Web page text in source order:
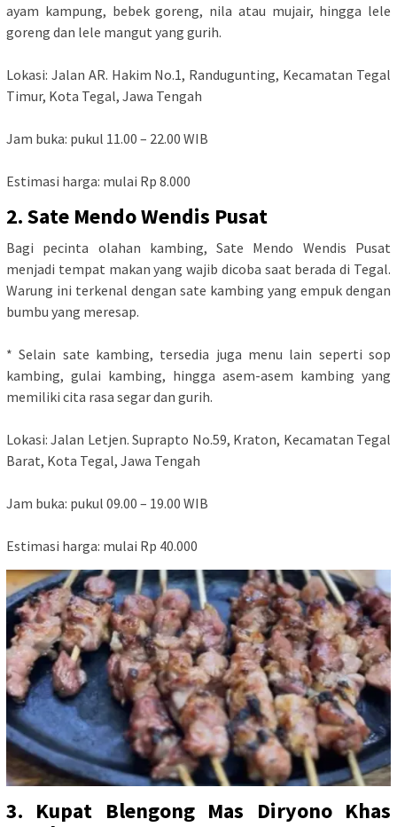
ayam kampung, bebek goreng, nila atau mujair, hingga lele
goreng dan lele mangut yang gurih.
Lokasi: Jalan AR. Hakim No.1, Randugunting, Kecamatan Tegal
Timur, Kota Tegal, Jawa Tengah
Jam buka: pukul 11.00 – 22.00 WIB
Estimasi harga: mulai Rp 8.000
2. Sate Mendo Wendis Pusat
Bagi pecinta olahan kambing, Sate Mendo Wendis Pusat
menjadi tempat makan yang wajib dicoba saat berada di Tegal.
Warung ini terkenal dengan sate kambing yang empuk dengan
bumbu yang meresap.
* Selain sate kambing, tersedia juga menu lain seperti sop
kambing, gulai kambing, hingga asem-asem kambing yang
memiliki cita rasa segar dan gurih.
Lokasi: Jalan Letjen. Suprapto No.59, Kraton, Kecamatan Tegal
Barat, Kota Tegal, Jawa Tengah
Jam buka: pukul 09.00 – 19.00 WIB
Estimasi harga: mulai Rp 40.000
3. Kupat Blengong Mas Diryono Khas